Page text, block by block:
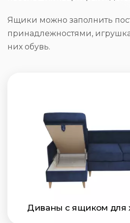
Ящики можно заполнить
принадлежностями,
них обувь.
Диваны с ящиком для